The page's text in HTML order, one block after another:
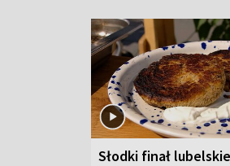
Słodki finał